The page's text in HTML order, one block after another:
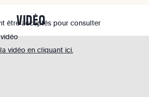
VIDÉO
être acceptés pour consulter
vidéo en cliquant ici.